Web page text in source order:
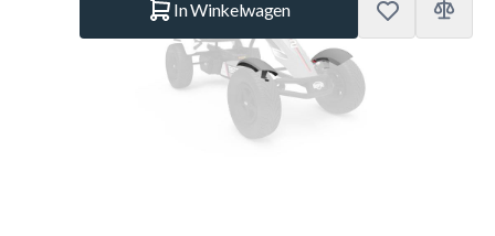
In Winkelwagen